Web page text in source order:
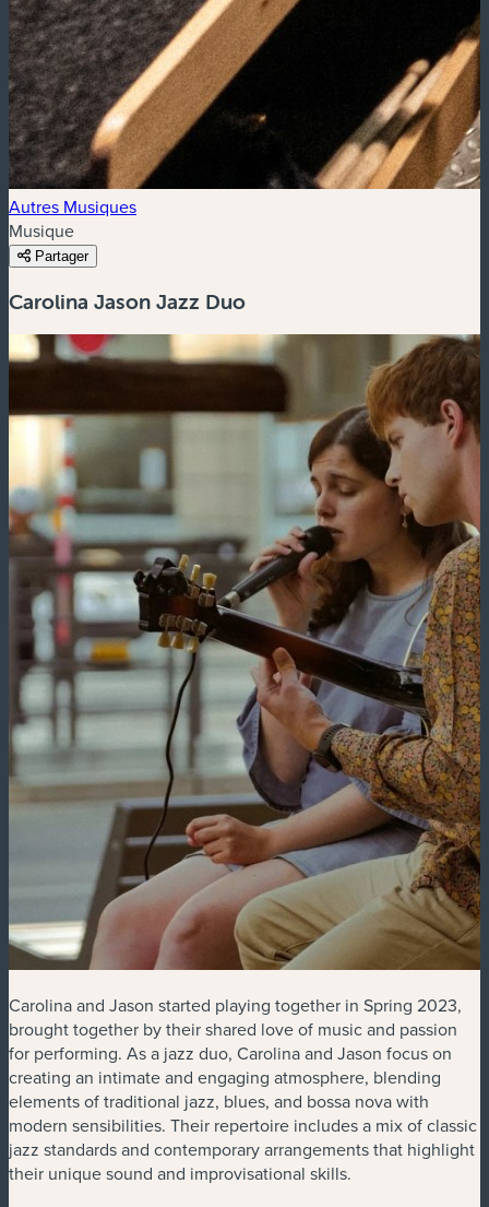
Autres Musiques
Musique
Partager
Carolina Jason Jazz Duo
Carolina and Jason started playing together in Spring 2023,
brought together by their shared love of music and passion
for performing. As a jazz duo, Carolina and Jason focus on
creating an intimate and engaging atmosphere, blending
elements of traditional jazz, blues, and bossa nova with
modern sensibilities. Their repertoire includes a mix of classic
jazz standards and contemporary arrangements that highlight
their unique sound and improvisational skills.